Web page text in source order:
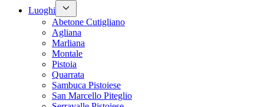
Luoghi
Abetone Cutigliano
Agliana
Marliana
Montale
Pistoia
Quarrata
Sambuca Pistoiese
San Marcello Piteglio